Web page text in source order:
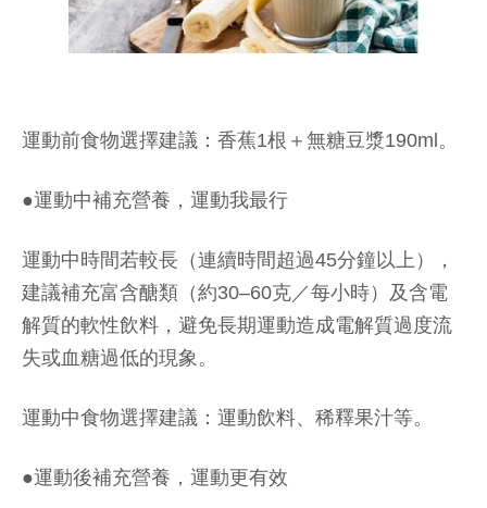
運動前食物選擇建議：香蕉1根＋無糖豆漿190ml。
●運動中補充營養，運動我最行
運動中時間若較長（連續時間超過45分鐘以上），
建議補充富含醣類（約30–60克／每小時）及含電
解質的軟性飲料，避免長期運動造成電解質過度流
失或血糖過低的現象。
運動中食物選擇建議：運動飲料、稀釋果汁等。
●運動後補充營養，運動更有效